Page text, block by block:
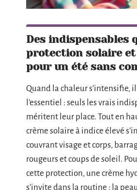
Des indispensables
protection solaire et
pour un été sans
Quand la chaleur s’intensifie,
l’essentiel : seuls les vrais
méritent leur place. Tout en
crème solaire à indice élevé
couvrant visage et corps,
rougeurs et coups de soleil.
cette protection, une crème
s’invite dans la routine : la